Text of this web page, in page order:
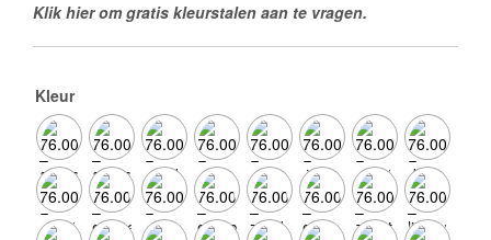
Klik hier om gratis kleurstalen aan te vragen.
Kleur